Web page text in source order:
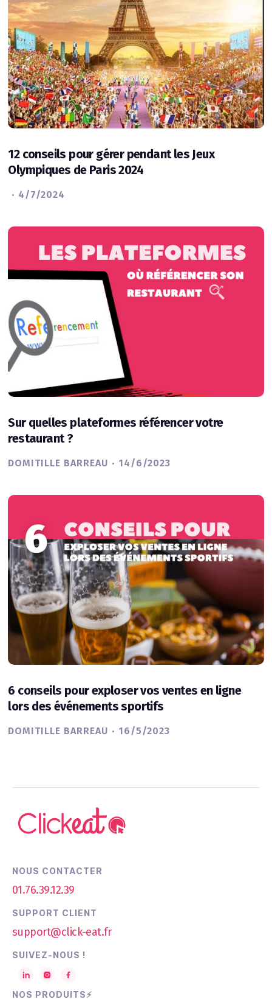
12 conseils pour gérer pendant les Jeux
Olympiques de Paris 2024
· 4/7/2024
Sur quelles plateformes référencer votre
restaurant ?
DOMITILLE BARREAU · 14/6/2023
6 conseils pour exploser vos ventes en ligne
lors des événements sportifs
DOMITILLE BARREAU · 16/5/2023
NOUS CONTACTER
01.76.39.12.39
SUPPORT CLIENT
support@click-eat.fr
SUIVEZ-NOUS !
NOS PRODUITS⚡